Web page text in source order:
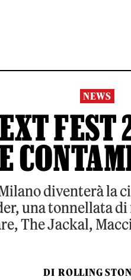
NEWS
FEST
diventerà la
una tonnellata
The Jackal,
DI ROLLING